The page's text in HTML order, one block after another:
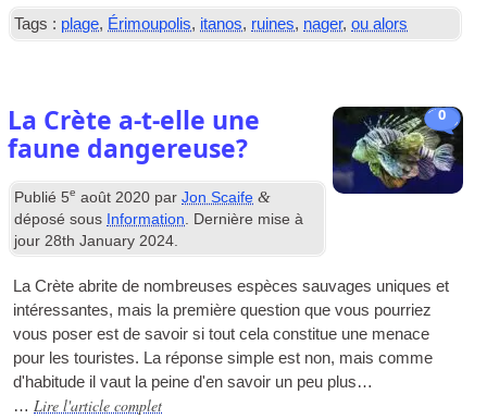
Tags : plage, Érimoupolis, itanos, ruines, nager,ou alors
0
La Crète a-t-elle une
faune dangereuse?
Publié5e août 2020 parJon Scaife &
déposé sous Information. Dernière mise à
jour28th January 2024.
La Crète abrite de nombreuses espèces sauvages uniques et
intéressantes, mais la première question que vous pourriez
vous poser est de savoir si tout cela constitue une menace
pour les touristes. La réponse simple est non, mais comme
d'habitude il vaut la peine d'en savoir un peu plus…
… Lire l'article complet